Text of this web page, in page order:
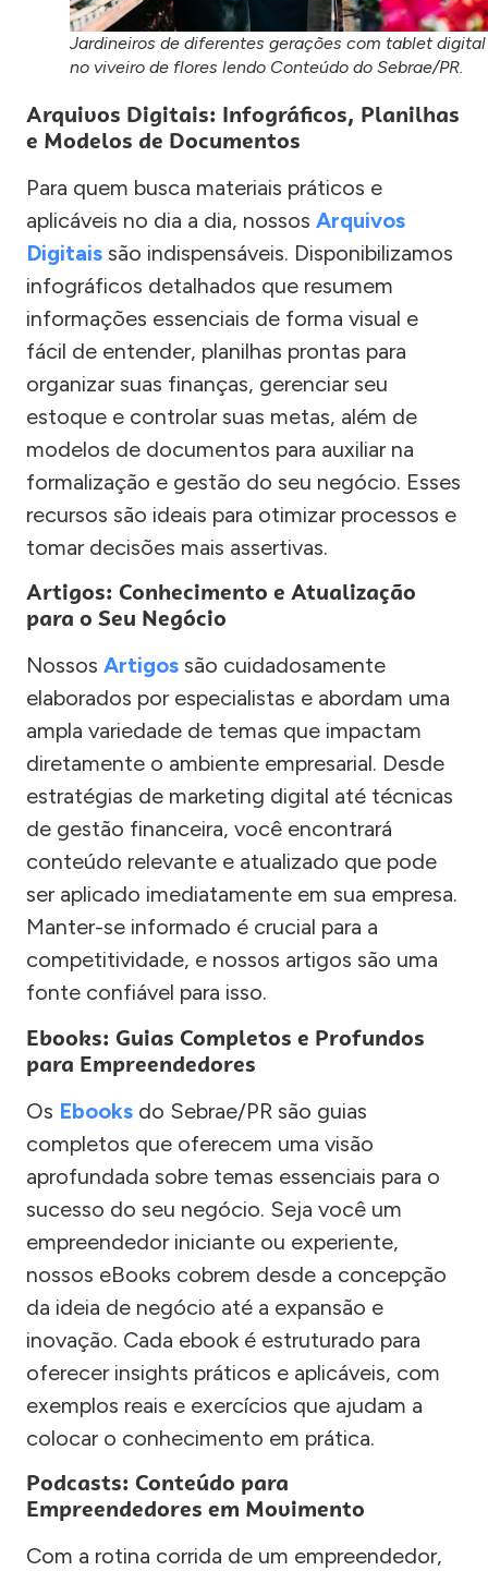
Jardineiros de diferentes gerações com tablet digital
no viveiro de flores lendo Conteúdo do Sebrae/PR.
Arquivos Digitais: Infográficos, Planilhas
e Modelos de Documentos
Para quem busca materiais práticos e
aplicáveis no dia a dia, nossos Arquivos
Digitais são indispensáveis. Disponibilizamos
infográficos detalhados que resumem
informações essenciais de forma visual e
fácil de entender, planilhas prontas para
organizar suas finanças, gerenciar seu
estoque e controlar suas metas, além de
modelos de documentos para auxiliar na
formalização e gestão do seu negócio. Esses
recursos são ideais para otimizar processos e
tomar decisões mais assertivas.
Artigos: Conhecimento e Atualização
para o Seu Negócio
Nossos Artigos são cuidadosamente
elaborados por especialistas e abordam uma
ampla variedade de temas que impactam
diretamente o ambiente empresarial. Desde
estratégias de marketing digital até técnicas
de gestão financeira, você encontrará
conteúdo relevante e atualizado que pode
ser aplicado imediatamente em sua empresa.
Manter-se informado é crucial para a
competitividade, e nossos artigos são uma
fonte confiável para isso.
Ebooks: Guias Completos e Profundos
para Empreendedores
Os Ebooks do Sebrae/PR são guias
completos que oferecem uma visão
aprofundada sobre temas essenciais para o
sucesso do seu negócio. Seja você um
empreendedor iniciante ou experiente,
nossos eBooks cobrem desde a concepção
da ideia de negócio até a expansão e
inovação. Cada ebook é estruturado para
oferecer insights práticos e aplicáveis, com
exemplos reais e exercícios que ajudam a
colocar o conhecimento em prática.
Podcasts: Conteúdo para
Empreendedores em Movimento
Com a rotina corrida de um empreendedor,